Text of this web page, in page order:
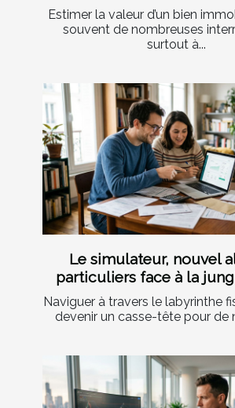
Estimer la valeur d’un bien
souvent de nombreuses
surtout à...
Le simulateur, nouvel
particuliers face à la
Naviguer à travers le labyrinthe
devenir un casse-tête pour de